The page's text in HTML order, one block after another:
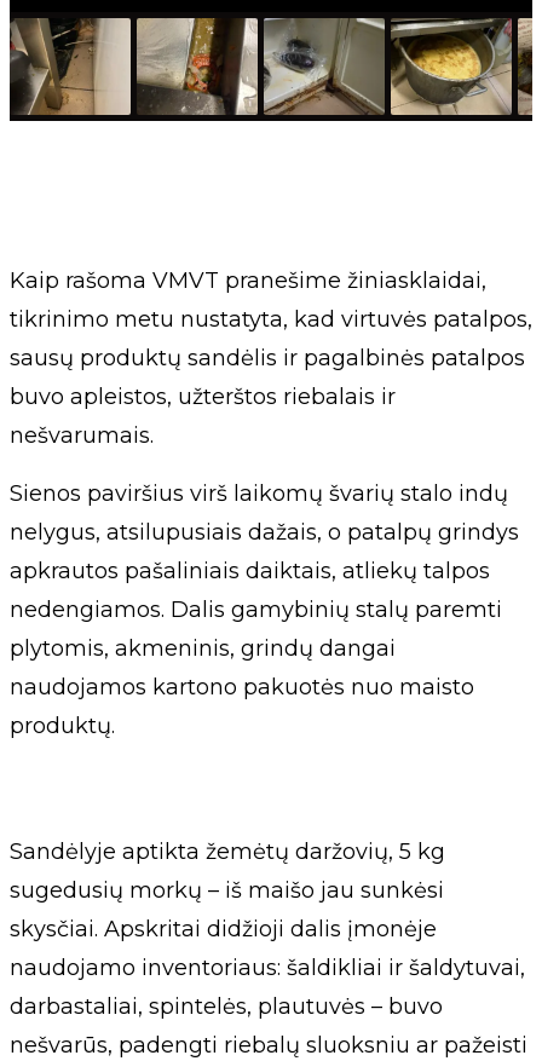
Kaip rašoma VMVT pranešime žiniasklaidai,
tikrinimo metu nustatyta, kad virtuvės patalpos,
sausų produktų sandėlis ir pagalbinės patalpos
buvo apleistos, užterštos riebalais ir
nešvarumais.
Sienos paviršius virš laikomų švarių stalo indų
nelygus, atsilupusiais dažais, o patalpų grindys
apkrautos pašaliniais daiktais, atliekų talpos
nedengiamos. Dalis gamybinių stalų paremti
plytomis, akmeninis, grindų dangai
naudojamos kartono pakuotės nuo maisto
produktų.
Sandėlyje aptikta žemėtų daržovių, 5 kg
sugedusių morkų – iš maišo jau sunkėsi
skysčiai. Apskritai didžioji dalis įmonėje
naudojamo inventoriaus: šaldikliai ir šaldytuvai,
darbastaliai, spintelės, plautuvės – buvo
nešvarūs, padengti riebalų sluoksniu ar pažeisti